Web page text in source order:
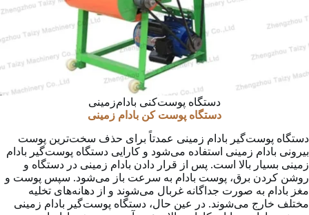
دستگاه پوست‌کنی بادام‌زمینی
دستگاه پوست کن بادام زمینی
دستگاه پوست‌گیر بادام زمینی عمدتاً برای حذف سخت‌ترین پوست
بیرونی بادام زمینی استفاده می‌شود و کارایی دستگاه پوست‌گیر بادام
زمینی بسیار بالا است. پس از قرار دادن بادام زمینی در دستگاه و
روشن کردن برق، پوست بادام به سرعت باز می‌شود. سپس پوست و
مغز بادام به صورت جداگانه غربال می‌شوند و از دهانه‌های تخلیه
مختلف خارج می‌شوند. در عین حال، دستگاه پوست‌گیر بادام زمینی